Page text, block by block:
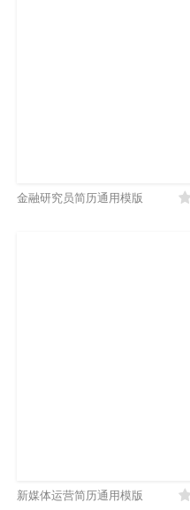
金融研究员简历通用模版
新媒体运营简历通用模版